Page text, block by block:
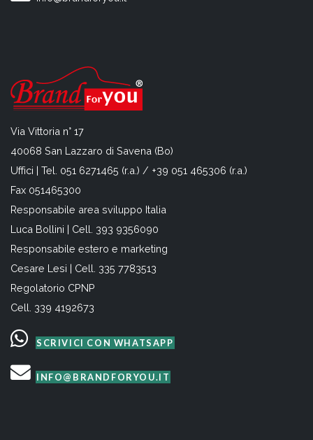
Via Vittoria n° 17
40068 San Lazzaro di Savena (Bo)
Uffici | Tel. 051 6271465 (r.a.) / +39 051 465306 (r.a.)
Fax 051465300
Responsabile area sviluppo Italia
Luca Bollini | Cell. 393 9356090
Responsabile estero e marketing
Cesare Lesi | Cell. 335 7783513
Regolatorio CPNP
Cell. 339 4192673
SCRIVICI CON WHATSAPP
INFO@BRANDFORYOU.IT